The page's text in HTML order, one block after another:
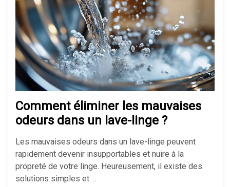
Comment éliminer les mauvaises
odeurs dans un lave-linge ?
Les mauvaises odeurs dans un lave-linge peuvent
rapidement devenir insupportables et nuire à la
propreté de votre linge. Heureusement, il existe des
solutions simples et …